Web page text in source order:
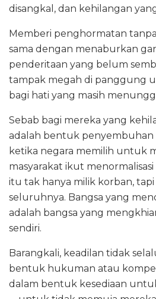
disangkal, dan kehilangan
Memberi penghormatan
sama dengan menaburkan
penderitaan yang belum
tampak megah di panggung
bagi hati yang masih
Sebab bagi mereka yang
adalah bentuk penyembuhan
ketika negara memilih untuk
masyarakat ikut
itu tak hanya milik korban, tapi
seluruhnya. Bangsa yang
adalah bangsa yang
sendiri.
Barangkali, keadilan tidak
bentuk hukuman atau
dalam bentuk kesediaan